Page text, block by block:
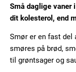
Små daglige vaner
dit kolesterol, end
Smør er en fast del
smøres på brød,
til grøntsager og